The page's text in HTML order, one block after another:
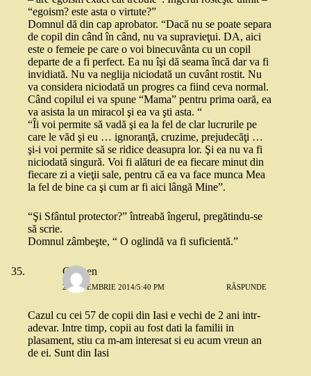
“egoism? este asta o virtute?”
Domnul dă din cap aprobator. “Dacă nu se poate separa
de copil din când în când, nu va supravieţui. DA, aici
este o femeie pe care o voi binecuvânta cu un copil
departe de a fi perfect. Ea nu îşi dă seama încă dar va fi
invidiată. Nu va neglija niciodată un cuvânt rostit. Nu
va considera niciodată un progres ca fiind ceva normal.
Când copilul ei va spune “Mama” pentru prima oară, ea
va asista la un miracol şi ea va şti asta. “
“Îi voi permite să vadă şi ea la fel de clar lucrurile pe
care le văd şi eu … ignoranţă, cruzime, prejudecăţi …
şi-i voi permite să se ridice deasupra lor. Şi ea nu va fi
niciodată singură. Voi fi alături de ea fiecare minut din
fiecare zi a vieţii sale, pentru că ea va face munca Mea
la fel de bine ca şi cum ar fi aici lângă Mine”.
“Şi Sfântul protector?” întreabă îngerul, pregătindu-se
să scrie.
Domnul zâmbeşte, “ O oglindă va fi suficientă.”
Carmen
25 NOIEMBRIE 2014/5:40 PM RĂSPUNDE
Cazul cu cei 57 de copii din Iasi e vechi de 2 ani intr-
adevar. Intre timp, copii au fost dati la familii in
plasament, stiu ca m-am interesat si eu acum vreun an
de ei. Sunt din Iasi